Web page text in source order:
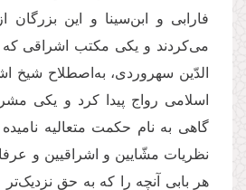
فارابی و ابن‌سینا و این بزرگان
می‌کردند و یکی مکتب اشراقی
الدّین سهروردی، به‌اصطلاح شیخ
اسلامی رواج پیدا کرد و یکی
گاهی به نام حکمت متعالیه
نظریات مشّایین و اشراقیین و
هر بابی آنچه را که به حق نزدیک‌تر